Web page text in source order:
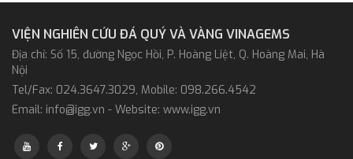
VIỆN NGHIÊN CỨU ĐÁ QUÝ VÀ VÀNG VINAGEMS
Địa chỉ: Số 15, đường Ngọc Hồi, P. Hoàng Liệt, Q. Hoàng Mai, Hà
Nội
Tel/Fax: 024.3647.3029, Mobile: 098.266.4542
Email: info@igg.vn - Website: www.igg.vn